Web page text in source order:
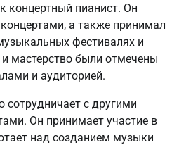
концертный пианист. Он
а также принимал
фестивалях и
и мастерство были отмечены
и аудиторией.
сотрудничает с другими
Он принимает участие в
над созданием музыки